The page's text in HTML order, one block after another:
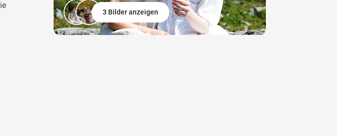
3 Bilder anzeigen